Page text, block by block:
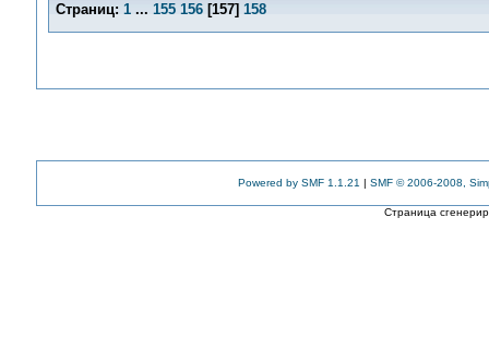
Страниц: 1 ... 155 156[157] 158
Powered by SMF 1.1.21 | SMF © 2006-2008,
Страница